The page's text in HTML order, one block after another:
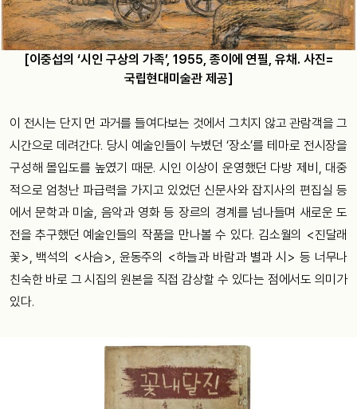
[이중섭의 ‘시인 구상의 가족’, 1955, 종이에 연필, 유채. 사진=
국립현대미술관 제공]
이 전시는 단지 먼 과거를 들여다보는 것에서 그치지 않고 관람객을 그
시간으로 데려간다. 당시 예술인들이 누볐던 ‘장소’를 테마로 전시장을
구성해 몰입도를 높였기 때문. 시인 이상이 운영했던 다방 제비, 대중
적으로 엄청난 파급력을 가지고 있었던 신문사와 잡지사의 편집실 등
에서 문학과 미술, 음악과 영화 등 장르의 경계를 넘나들며 새로운 도
전을 추구했던 예술인들의 작품을 만나볼 수 있다. 김소월의 <진달래
꽃>, 백석의 <사슴>, 윤동주의 <하늘과 바람과 별과 시> 등 너무나
친숙한 바로 그 시집의 원본을 직접 감상할 수 있다는 점에서도 의미가
있다.